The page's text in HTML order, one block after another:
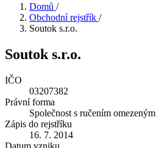
Domů /
Obchodní rejstřík /
Soutok s.r.o.
Soutok s.r.o.
IČO
03207382
Právní forma
Společnost s ručením omezeným
Zápis do rejstříku
16. 7. 2014
Datum vzniku